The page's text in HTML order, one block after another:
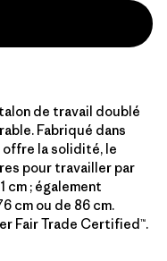
de travail doublé
Fabriqué dans
offre la solidité, le
pour travailler par
cm ; également
cm ou de 86 cm.
Fair Trade Certified™.